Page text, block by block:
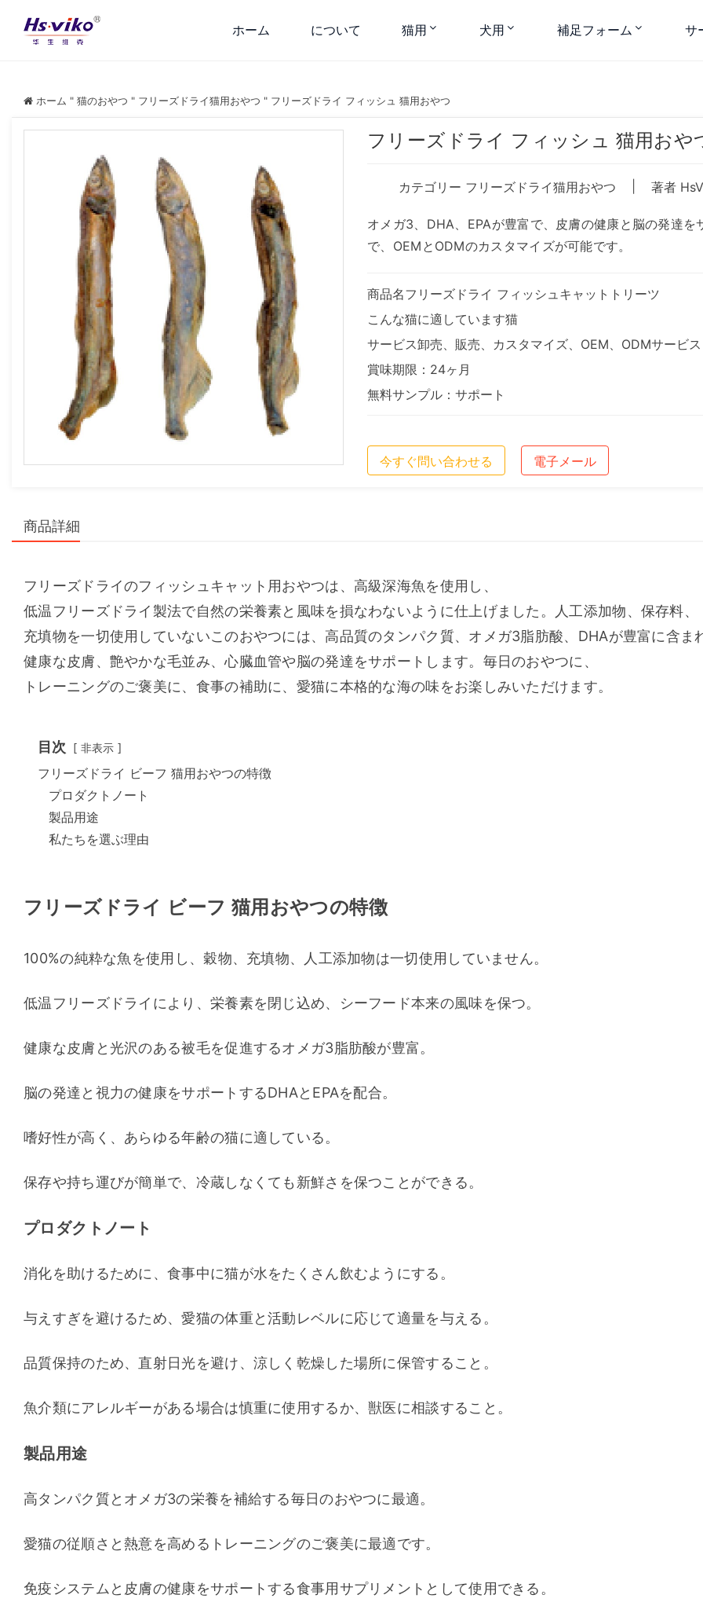
ホーム について 猫用 犬用 補足フォーム サ
ホーム " 猫のおやつ " フリーズドライ猫用おやつ " フリーズドライ フィッシュ 猫用おやつ
フリーズドライ フィッシュ 猫用おや
カテゴリー フリーズドライ猫用おやつ 著者
オメガ3、DHA、EPAが豊富で、皮膚の健康と脳の発達
で、OEMとODMのカスタマイズが可能です。
商品名フリーズドライ フィッシュキャットトリーツ
こんな猫に適しています猫
サービス卸売、販売、カスタマイズ、OEM、ODMサービス
賞味期限：24ヶ月
無料サンプル：サポート
今すぐ問い合わせる 電子メール
商品詳細
フリーズドライのフィッシュキャット用おやつは、高級深海魚を使用し、
低温フリーズドライ製法で自然の栄養素と風味を損なわないように仕上げました。人工添加物、保存料、
充填物を一切使用していないこのおやつには、高品質のタンパク質、オメガ3脂肪酸、DHAが豊富に含ま
健康な皮膚、艶やかな毛並み、心臓血管や脳の発達をサポートします。毎日のおやつに、
トレーニングのご褒美に、食事の補助に、愛猫に本格的な海の味をお楽しみいただけます。
目次 非表示
フリーズドライ ビーフ 猫用おやつの特徴
プロダクトノート
製品用途
私たちを選ぶ理由
フリーズドライ ビーフ 猫用おやつの特徴
100%の純粋な魚を使用し、穀物、充填物、人工添加物は一切使用していません。
低温フリーズドライにより、栄養素を閉じ込め、シーフード本来の風味を保つ。
健康な皮膚と光沢のある被毛を促進するオメガ3脂肪酸が豊富。
脳の発達と視力の健康をサポートするDHAとEPAを配合。
嗜好性が高く、あらゆる年齢の猫に適している。
保存や持ち運びが簡単で、冷蔵しなくても新鮮さを保つことができる。
プロダクトノート
消化を助けるために、食事中に猫が水をたくさん飲むようにする。
与えすぎを避けるため、愛猫の体重と活動レベルに応じて適量を与える。
品質保持のため、直射日光を避け、涼しく乾燥した場所に保管すること。
魚介類にアレルギーがある場合は慎重に使用するか、獣医に相談すること。
製品用途
高タンパク質とオメガ3の栄養を補給する毎日のおやつに最適。
愛猫の従順さと熱意を高めるトレーニングのご褒美に最適です。
免疫システムと皮膚の健康をサポートする食事用サプリメントとして使用できる。